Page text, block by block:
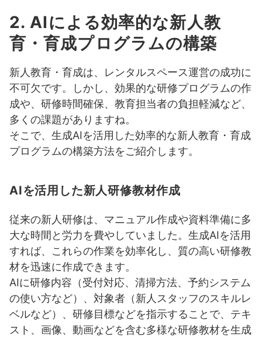
2. AIによる効率的な新人教
育・育成プログラムの構築
新人教育・育成は、レンタルスペース運営の成功に
不可欠です。しかし、効果的な研修プログラムの作
成や、研修時間確保、教育担当者の負担軽減など、
多くの課題がありますね。
そこで、生成AIを活用した効率的な新人教育・育成
プログラムの構築方法をご紹介します。
AIを活用した新人研修教材作成
従来の新人研修は、マニュアル作成や資料準備に多
大な時間と労力を費やしていました。生成AIを活用
すれば、これらの作業を効率化し、質の高い研修教
材を迅速に作成できます。
AIに研修内容（受付対応、清掃方法、予約システム
の使い方など）、対象者（新人スタッフのスキルレ
ベルなど）、研修目標などを指示することで、テキ
スト、画像、動画などを含む多様な研修教材を生成